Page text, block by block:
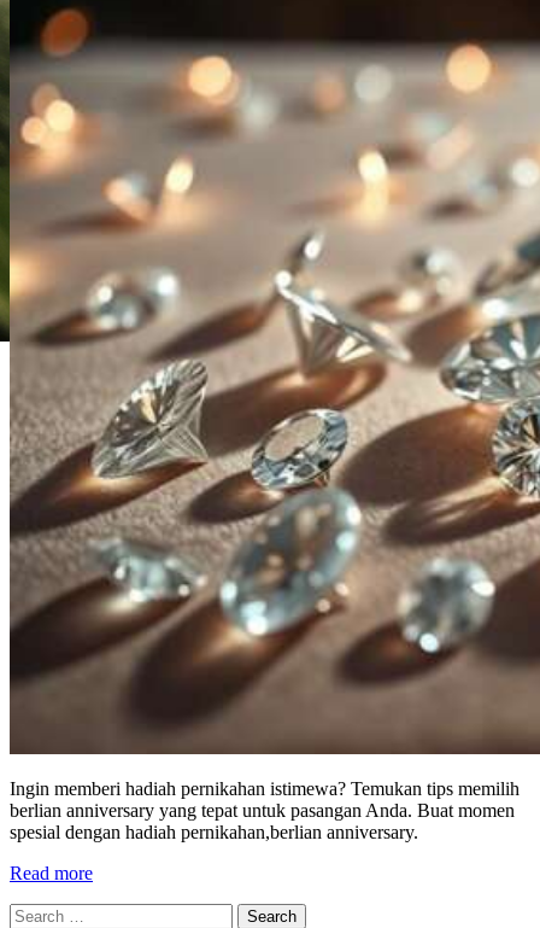
Ingin memberi hadiah pernikahan istimewa? Temukan tips memilih
berlian anniversary yang tepat untuk pasangan Anda. Buat momen
spesial dengan hadiah pernikahan,berlian anniversary.
Read more
Search